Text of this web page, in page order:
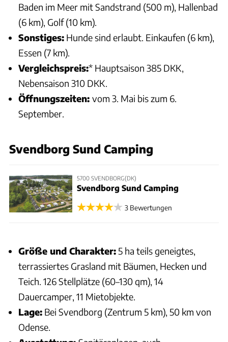
Baden im Meer mit Sandstrand (500 m), Hallenbad
(6 km), Golf (10 km).
Sonstiges: Hunde sind erlaubt. Einkaufen (6 km),
Essen (7 km).
Vergleichspreis:* Hauptsaison 385 DKK,
Nebensaison 310 DKK.
Öffnungszeiten: vom 3. Mai bis zum 6.
September.
Svendborg Sund Camping
5700 SVENDBORG(DK)
Svendborg Sund Camping
3 Bewertungen
Größe und Charakter:5 ha teils geneigtes,
terrassiertes Grasland mit Bäumen, Hecken und
Teich. 126 Stellplätze (60–130 qm), 14
Dauercamper, 11 Mietobjekte.
Lage: Bei Svendborg (Zentrum 5 km), 50 km von
Odense.